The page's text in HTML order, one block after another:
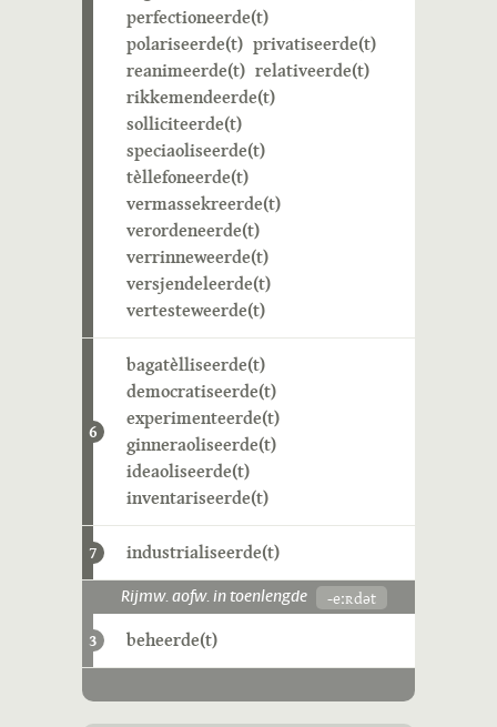
perfectioneerde(t)
polariseerde(t) privatiseerde(t)
reanimeerde(t) relativeerde(t)
rikkemendeerde(t)
solliciteerde(t)
speciaoliseerde(t)
tèllefoneerde(t)
vermassekreerde(t)
verordeneerde(t)
verrinneweerde(t)
versjendeleerde(t)
vertesteweerde(t)
6
bagatèlliseerde(t)
democratiseerde(t)
experimenteerde(t)
ginneraoliseerde(t)
ideaoliseerde(t)
inventariseerde(t)
7 industrialiseerde(t)
Rijmw. aofw. in toenlengde -eːʀdət
3 beheerde(t)